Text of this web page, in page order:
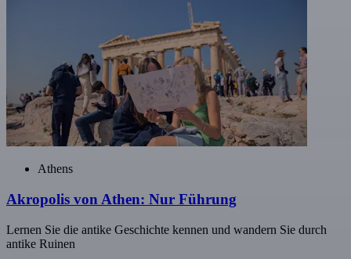
Athens
Akropolis von Athen: Nur Führung
Lernen Sie die antike Geschichte kennen und wandern Sie durch
antike Ruinen